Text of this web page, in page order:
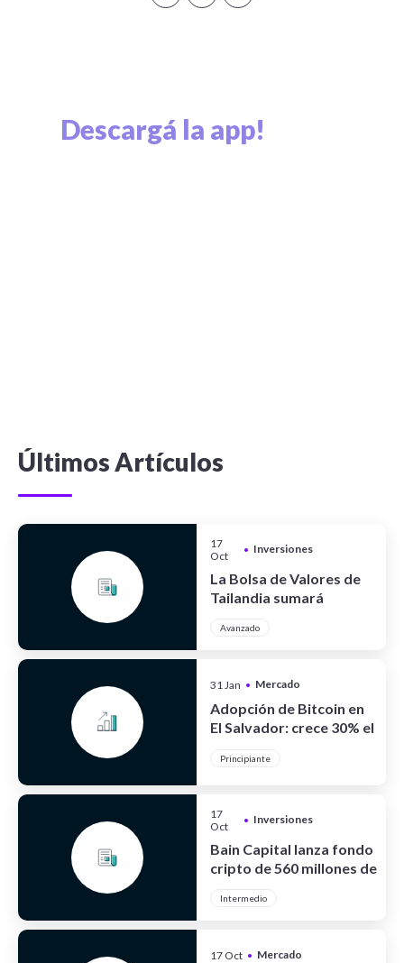
Descargá la app!
Últimos Artículos
17
Oct
• Inversiones
La Bolsa de Valores de
Tailandia sumará
Avanzado
31 Jan • Mercado
Adopción de Bitcoin en
El Salvador: crece 30% el
Principiante
17
Oct
• Inversiones
Bain Capital lanza fondo
cripto de 560 millones de
Intermedio
17 Oct • Mercado